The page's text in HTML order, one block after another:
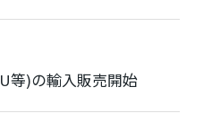
等)の輸入販売開始